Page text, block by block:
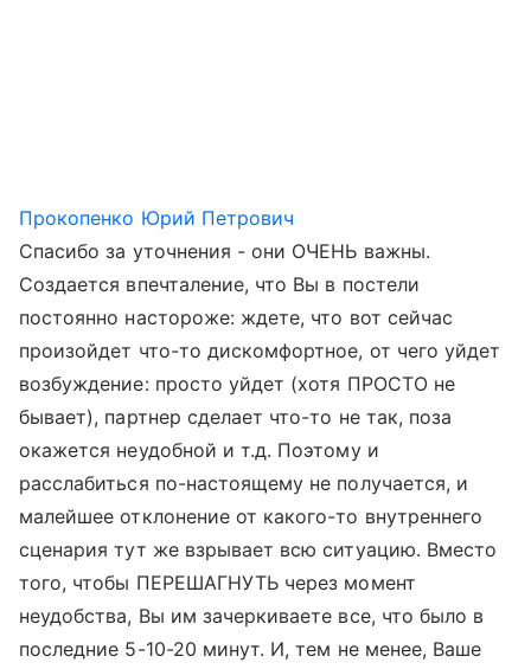
Прокопенко Юрий Петрович
Спасибо за уточнения - они ОЧЕНЬ важны.
Создается впечталение, что Вы в постели
постоянно настороже: ждете, что вот сейчас
произойдет что-то дискомфортное, от чего уйдет
возбуждение: просто уйдет (хотя ПРОСТО не
бывает), партнер сделает что-то не так, поза
окажется неудобной и т.д. Поэтому и
расслабиться по-настоящему не получается, и
малейшее отклонение от какого-то внутреннего
сценария тут же взрывает всю ситуацию. Вместо
того, чтобы ПЕРЕШАГНУТЬ через момент
неудобства, Вы им зачеркиваете все, что было в
последние 5-10-20 минут. И, тем не менее, Ваше